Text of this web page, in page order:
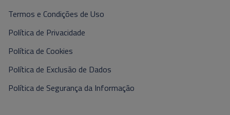
Termos e Condições de Uso
Política de Privacidade
Política de Cookies
Política de Exclusão de Dados
Política de Segurança da Informação